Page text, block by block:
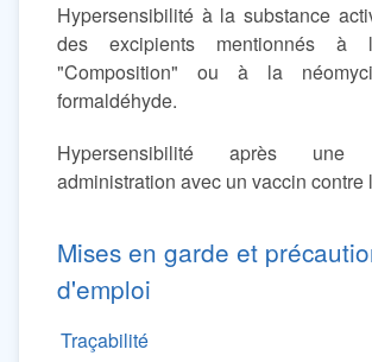
Hypersensibilité à la substance
des excipients mentionnés à
"Composition" ou à la
formaldéhyde.
Hypersensibilité après une
administration avec un vaccin contre
Mises en garde et
d'emploi
Traçabilité